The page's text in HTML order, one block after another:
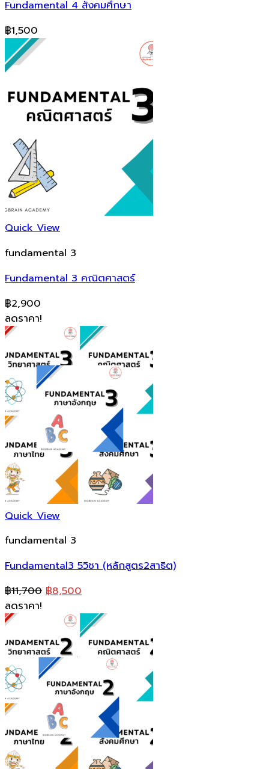
Fundamental 4 สังคมศึกษา
฿1,500
Quick View
fundamental 3
Fundamental 3 คณิตศาสตร์
฿2,900
ลดราคา!
Quick View
fundamental 3
Fundamental3 5วิชา (หลักสูตร2สาธิต)
฿11,700 Original
was:
฿11,700.
฿8,500
is:
฿8,500.
ลดราคา!